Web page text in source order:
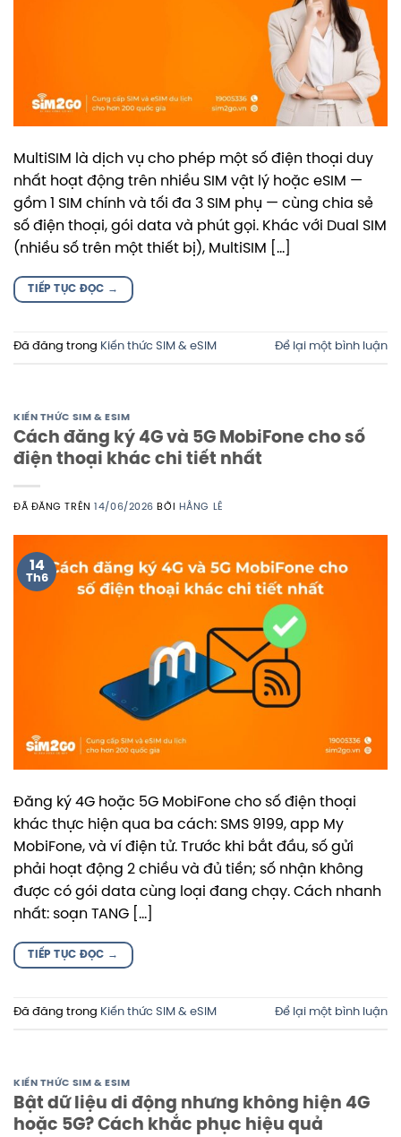
MultiSIM là dịch vụ cho phép một số điện thoại duy
nhất hoạt động trên nhiều SIM vật lý hoặc eSIM —
gồm 1 SIM chính và tối đa 3 SIM phụ — cùng chia sẻ
số điện thoại, gói data và phút gọi. Khác với Dual SIM
(nhiều số trên một thiết bị), MultiSIM […]
TIẾP TỤC ĐỌC →
Đã đăng trong Kiến thức SIM & eSIM Để lại một bình luận
KIẾN THỨC SIM & ESIM
Cách đăng ký 4G và 5G MobiFone cho số
điện thoại khác chi tiết nhất
ĐÃ ĐĂNG TRÊN 14/06/2026 BỞI HẰNG LÊ
14
Th6
Đăng ký 4G hoặc 5G MobiFone cho số điện thoại
khác thực hiện qua ba cách: SMS 9199, app My
MobiFone, và ví điện tử. Trước khi bắt đầu, số gửi
phải hoạt động 2 chiều và đủ tiền; số nhận không
được có gói data cùng loại đang chạy. Cách nhanh
nhất: soạn TANG […]
TIẾP TỤC ĐỌC →
Đã đăng trong Kiến thức SIM & eSIM Để lại một bình luận
KIẾN THỨC SIM & ESIM
Bật dữ liệu di động nhưng không hiện 4G
hoặc 5G? Cách khắc phục hiệu quả